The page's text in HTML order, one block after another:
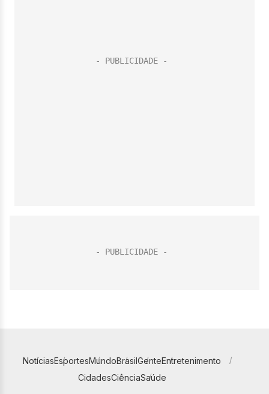
NotíciasEsportesMundoBrasilGenteEntretenimento
CidadesCiênciaSaúde